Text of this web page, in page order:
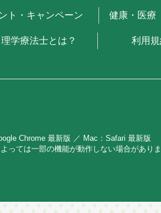
ト・キャンペーン 健康・医療
理学療法士とは？ 利用
Chrome 最新版 ／ Mac：Safari 最新版
っては一部の機能が動作しない場合がありま